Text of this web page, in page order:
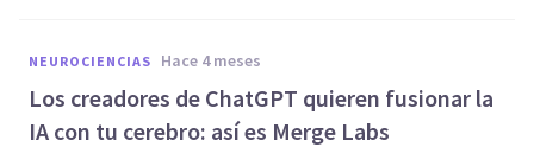
NEUROCIENCIAS hace 4 meses
Los creadores de ChatGPT quieren fusionar la
IA con tu cerebro: así es Merge Labs